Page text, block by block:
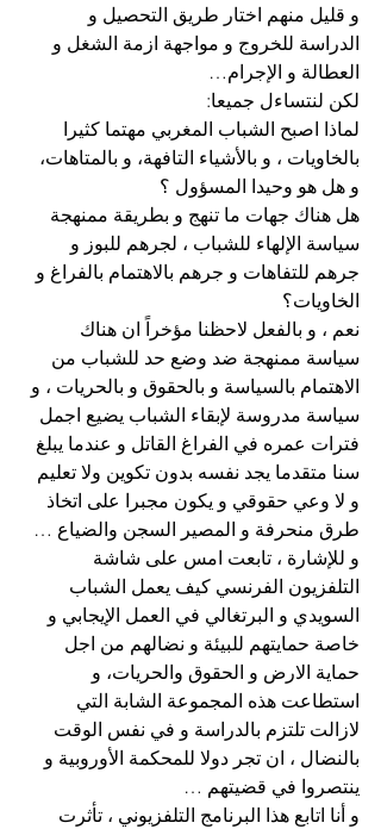
و قليل منهم اختار طريق التحصيل و
الدراسة للخروج و مواجهة ازمة الشغل و
العطالة و الإجرام…
لكن لنتساءل جميعا:
لماذا اصبح الشباب المغربي مهتما كثيرا
بالخاويات ، و بالأشياء التافهة، و بالمتاهات،
و هل هو وحيدا المسؤول ؟
هل هناك جهات ما تنهج و بطريقة ممنهجة
سياسة الإلهاء للشباب ، لجرهم للبوز و
جرهم للتفاهات و جرهم بالاهتمام بالفراغ و
الخاويات؟
نعم ، و بالفعل لاحظنا مؤخراً ان هناك
سياسة ممنهجة ضد وضع حد للشباب من
الاهتمام بالسياسة و بالحقوق و بالحريات ، و
سياسة مدروسة لإبقاء الشباب يضيع اجمل
فترات عمره في الفراغ القاتل و عندما يبلغ
سنا متقدما يجد نفسه بدون تكوين ولا تعليم
و لا وعي حقوقي و يكون مجبرا على اتخاذ
طرق منحرفة و المصير السجن والضياع …
و للإشارة ، تابعت امس على شاشة
التلفزيون الفرنسي كيف يعمل الشباب
السويدي و البرتغالي في العمل الإيجابي و
خاصة حمايتهم للبيئة و نضالهم من اجل
حماية الارض و الحقوق والحريات، و
استطاعت هذه المجموعة الشابة التي
لازالت تلتزم بالدراسة و في نفس الوقت
بالنضال ، ان تجر دولا للمحكمة الأوروبية و
ينتصروا في قضيتهم …
و أنا اتابع هذا البرنامج التلفزيوني ، تأثرت